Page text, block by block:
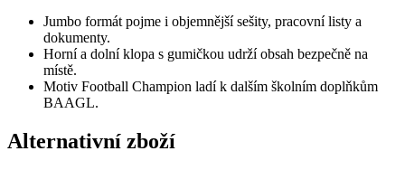
Jumbo formát pojme i objemnější sešity, pracovní listy a
dokumenty.
Horní a dolní klopa s gumičkou udrží obsah bezpečně na
místě.
Motiv Football Champion ladí k dalším školním doplňkům
BAAGL.
Alternativní zboží